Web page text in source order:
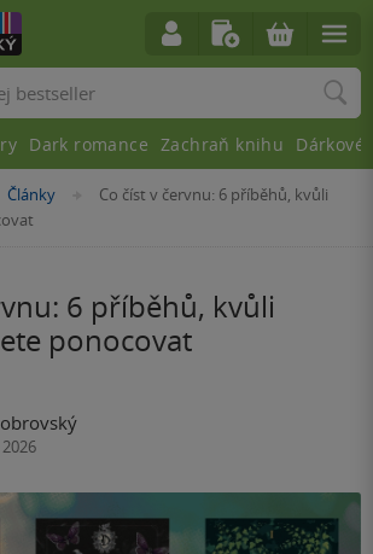
Články »
Co číst v červnu: 6 příběhů, kvůli
6 příběhů, kvůli
ponocovat
Dark romance Zachraň knihu Dárkové